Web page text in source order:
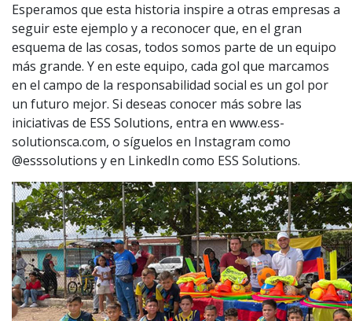
Esperamos que esta historia inspire a otras empresas a
seguir este ejemplo y a reconocer que, en el gran
esquema de las cosas, todos somos parte de un equipo
más grande. Y en este equipo, cada gol que marcamos
en el campo de la responsabilidad social es un gol por
un futuro mejor. Si deseas conocer más sobre las
iniciativas de ESS Solutions, entra en www.ess-
solutionsca.com, o síguelos en Instagram como
@esssolutions y en LinkedIn como ESS Solutions.